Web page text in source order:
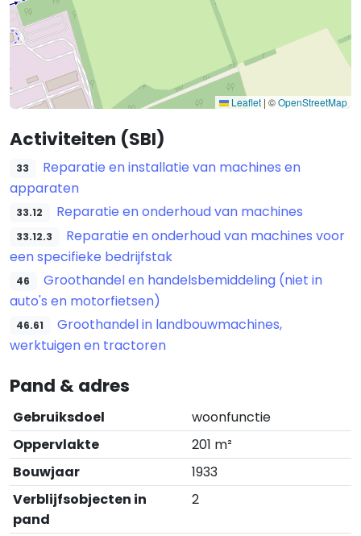
Leaflet | ©OpenStreetMap
Activiteiten (SBI)
33
Reparatie en installatie van machines en
apparaten
33.12 Reparatie en onderhoud van machines
33.12.3
Reparatie en onderhoud van machines voor
een specifieke bedrijfstak
46
Groothandel en handelsbemiddeling (niet in
auto's en motorfietsen)
46.61
Groothandel in landbouwmachines,
werktuigen en tractoren
Pand & adres
Gebruiksdoel
woonfunctie
Oppervlakte
201 m²
Bouwjaar
1933
Verblijfsobjecten in
pand
2